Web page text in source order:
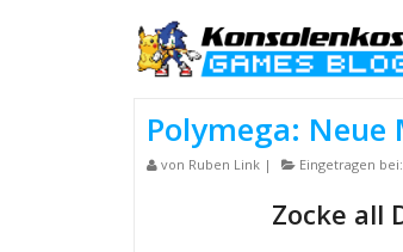
Polymega:
von Ruben Link | Eingetragen bei:
Zocke all